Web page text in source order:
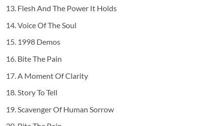
Flesh And The Power It Holds
Voice Of The Soul
1998 Demos
Bite The Pain
A Moment Of Clarity
Story To Tell
Scavenger Of Human Sorrow